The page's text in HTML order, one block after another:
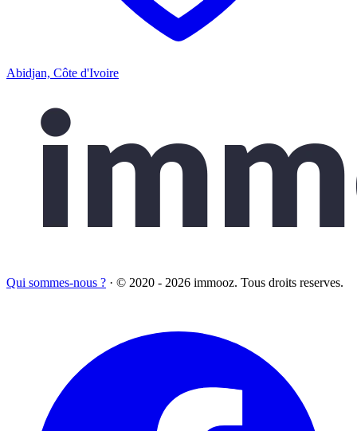
Abidjan, Côte d'Ivoire
Qui sommes-nous ? · © 2020 - 2026 immooz. Tous droits reserves.